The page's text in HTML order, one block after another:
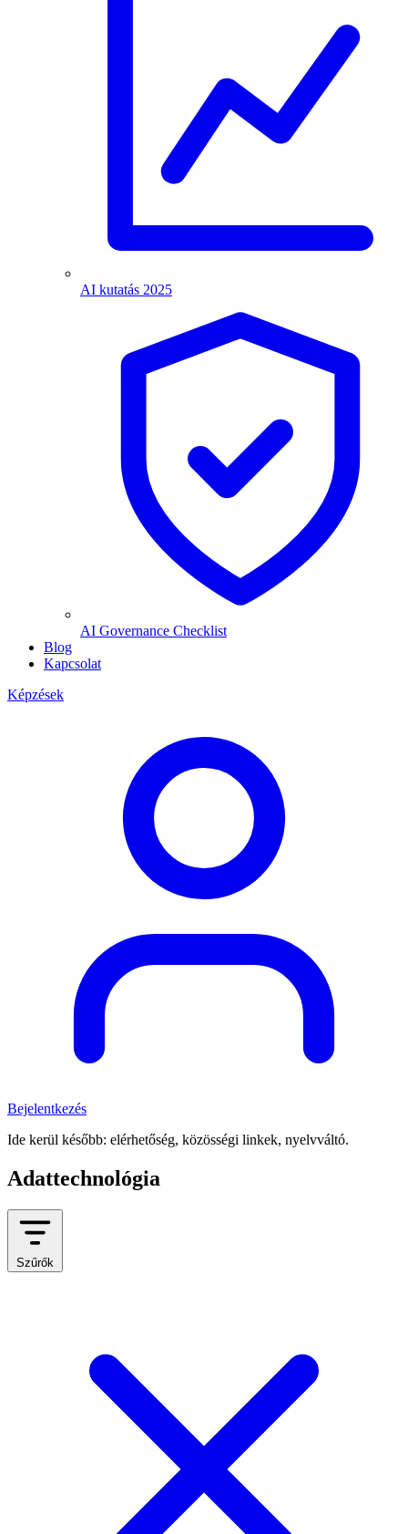
AI kutatás 2025
AI Governance Checklist
Blog
Kapcsolat
Képzések
Bejelentkezés
Ide kerül később: elérhetőség, közösségi linkek, nyelvváltó.
Adattechnológia
Szűrők